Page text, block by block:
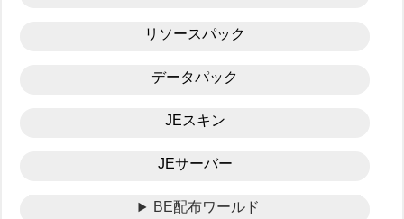
リソースパック
データパック
JEスキン
JEサーバー
BE配布ワールド